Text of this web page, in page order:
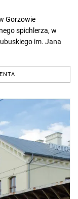
Gorzowie
spichlerza, w
im. Jana